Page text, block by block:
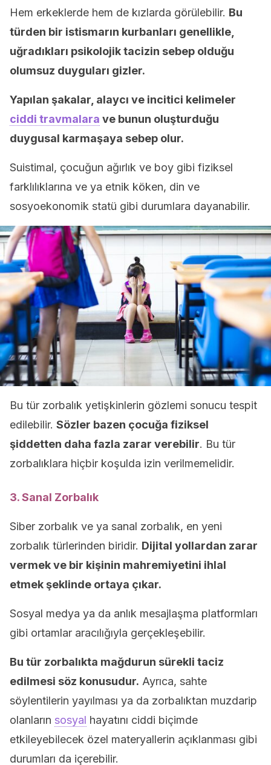
Hem erkeklerde hem de kızlarda görülebilir. Bu
türden bir istismarın kurbanları genellikle,
uğradıkları psikolojik tacizin sebep olduğu
olumsuz duyguları gizler.
Yapılan şakalar, alaycı ve incitici kelimeler
ciddi travmalara ve bunun oluşturduğu
duygusal karmaşaya sebep olur.
Suistimal, çocuğun ağırlık ve boy gibi fiziksel
farklılıklarına ve ya etnik köken, din ve
sosyoekonomik statü gibi durumlara dayanabilir.
Bu tür zorbalık yetişkinlerin gözlemi sonucu tespit
edilebilir. Sözler bazen çocuğa fiziksel
şiddetten daha fazla zarar verebilir. Bu tür
zorbalıklara hiçbir koşulda izin verilmemelidir.
3. Sanal Zorbalık
Siber zorbalık ve ya sanal zorbalık, en yeni
zorbalık türlerinden biridir. Dijital yollardan zarar
vermek ve bir kişinin mahremiyetini ihlal
etmek şeklinde ortaya çıkar.
Sosyal medya ya da anlık mesajlaşma platformları
gibi ortamlar aracılığıyla gerçekleşebilir.
Bu tür zorbalıkta mağdurun sürekli taciz
edilmesi söz konusudur. Ayrıca, sahte
söylentilerin yayılması ya da zorbalıktan muzdarip
olanların sosyal hayatını ciddi biçimde
etkileyebilecek özel materyallerin açıklanması gibi
durumları da içerebilir.